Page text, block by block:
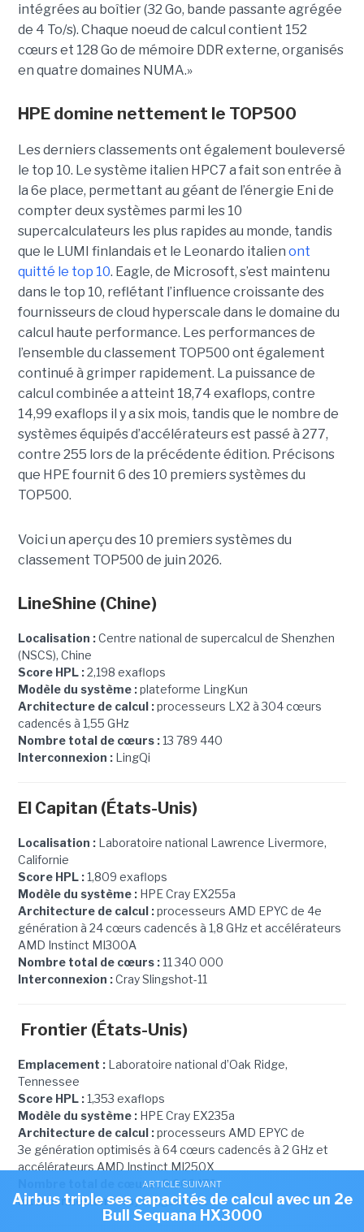
intégrées au boîtier (32 Go, bande passante agrégée
de 4 To/s). Chaque noeud de calcul contient 152
cœurs et 128 Go de mémoire DDR externe, organisés
en quatre domaines NUMA.»
HPE domine nettement le TOP500
Les derniers classements ont également bouleversé
le top 10. Le système italien HPC7 a fait son entrée à
la 6e place, permettant au géant de l’énergie Eni de
compter deux systèmes parmi les 10
supercalculateurs les plus rapides au monde, tandis
que le LUMI finlandais et le Leonardo italien ont
quitté le top 10. Eagle, de Microsoft, s’est maintenu
dans le top 10, reflétant l’influence croissante des
fournisseurs de cloud hyperscale dans le domaine du
calcul haute performance. Les performances de
l’ensemble du classement TOP500 ont également
continué à grimper rapidement. La puissance de
calcul combinée a atteint 18,74 exaflops, contre
14,99 exaflops il y a six mois, tandis que le nombre de
systèmes équipés d’accélérateurs est passé à 277,
contre 255 lors de la précédente édition. Précisons
que HPE fournit 6 des 10 premiers systèmes du
TOP500.
Voici un aperçu des 10 premiers systèmes du
classement TOP500 de juin 2026.
LineShine (Chine)
Localisation :Centre national de supercalcul de Shenzhen
(NSCS), Chine
Score HPL :2,198 exaflops
Modèle du système :plateforme LingKun
Architecture de calcul :processeurs LX2 à 304 cœurs
cadencés à 1,55 GHz
Nombre total de cœurs :13 789 440
Interconnexion :LingQi
El Capitan (États-Unis)
Localisation :Laboratoire national Lawrence Livermore,
Californie
Score HPL :1,809 exaflops
Modèle du système :HPE Cray EX255a
Architecture de calcul :processeurs AMD EPYC de 4e
génération à 24 cœurs cadencés à 1,8 GHz et accélérateurs
AMD Instinct MI300A
Nombre total de cœurs :11 340 000
Interconnexion :Cray Slingshot-11
Frontier (États-Unis)
Emplacement :Laboratoire national d’Oak Ridge,
Tennessee
Score HPL :1,353 exaflops
Modèle du système :HPE Cray EX235a
Architecture de calcul :processeurs AMD EPYC de
3e génération optimisés à 64 cœurs cadencés à 2 GHz et
accélérateurs AMD Instinct MI250X
Nombre total de cœurs :9 066 176
Interconnexion :Cray Slingshot-11
ARTICLE SUIVANT
Airbus triple ses capacités de calcul avec un 2e
Bull Sequana HX3000